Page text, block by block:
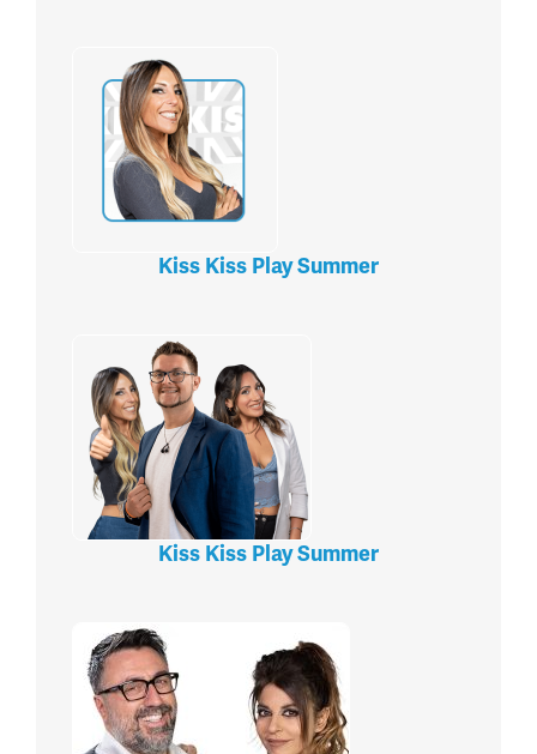
Kiss Kiss Play Summer
Kiss Kiss Play Summer